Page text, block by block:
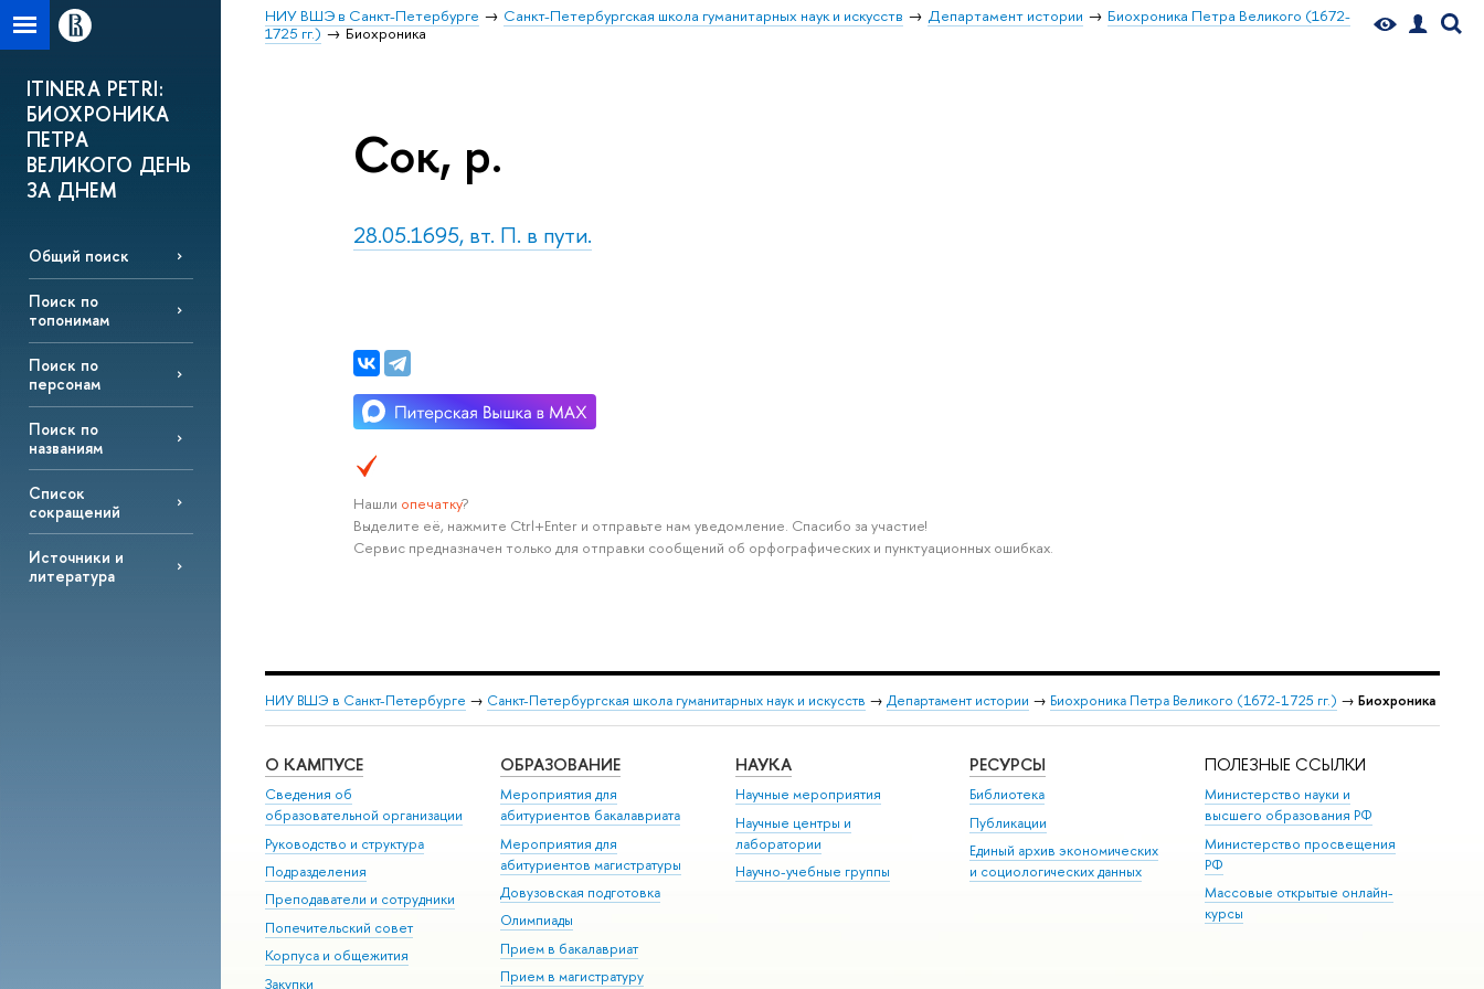
НИУ ВШЭ в Санкт-Петербурге Санкт-Петербургская школа гуманитарных наук и искусств Департамент истории
Биохроника Петра Великого (1672-
1725 гг.)
Биохроника
ITINERA PETRI:
БИОХРОНИКА
ПЕТРА
ВЕЛИКОГО ДЕНЬ
ЗА ДНЕМ
Общий поиск
Поиск по
топонимам
Поиск по
персонам
Поиск по
названиям
Список
сокращений
Источники и
литература
Сок, р.
28.05.1695, вт. П. в пути.
Нашли опечатку?
Выделите её, нажмите Ctrl+Enter и отправьте нам уведомление. Спасибо за участие!
Сервис предназначен только для отправки сообщений об орфографических и пунктуационных ошибках.
НИУ ВШЭ в Санкт-Петербурге → Санкт-Петербургская школа гуманитарных наук и искусств → Департамент истории → Биохроника Петра Великого (1672-1725 гг.) → Биохроника
О КАМПУСЕ
Сведения об
образовательной организации
Руководство и структура
Подразделения
Преподаватели и сотрудники
Попечительский совет
Корпуса и общежития
Закупки
ОБРАЗОВАНИЕ
Мероприятия для
абитуриентов бакалавриата
Мероприятия для
абитуриентов магистратуры
Довузовская подготовка
Олимпиады
Прием в бакалавриат
Прием в магистратуру
НАУКА
Научные мероприятия
Научные центры и
лаборатории
Научно-учебные группы
РЕСУРСЫ
Библиотека
Публикации
Единый архив экономических
и социологических данных
ПОЛЕЗНЫЕ ССЫЛКИ
Министерство науки и
высшего образования РФ
Министерство просвещения
РФ
Массовые открытые онлайн-
курсы